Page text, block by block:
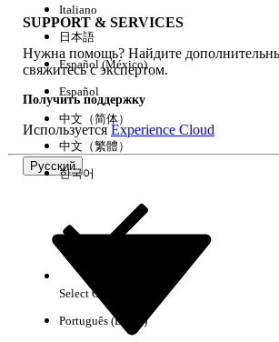
Результаты
SUPPORT & SERVICES
Нужна помощь? Найдите
свяжитесь с экспертом.
Получить поддержку
ИспользуетсяExperience Cloud
Русский
Italiano
日本語
Español (México)
Español
中文（简体）
中文（繁體）
한국어
Select Org
Português (Brasil)